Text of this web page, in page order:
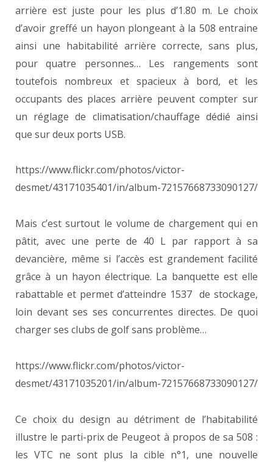
arrière est juste pour les plus d’1.80 m. Le choix
d’avoir greffé un hayon plongeant à la 508 entraine
ainsi une habitabilité arrière correcte, sans plus,
pour quatre personnes… Les rangements sont
toutefois nombreux et spacieux à bord, et les
occupants des places arrière peuvent compter sur
un réglage de climatisation/chauffage dédié ainsi
que sur deux ports USB.
https://www.flickr.com/photos/victor-
desmet/43171035401/in/album-72157668733090127/
Mais c’est surtout le volume de chargement qui en
pâtit, avec une perte de 40 L par rapport à sa
devancière, même si l’accès est grandement facilité
grâce à un hayon électrique. La banquette est elle
rabattable et permet d’atteindre 1537 de stockage,
loin devant ses ses concurrentes directes. De quoi
charger ses clubs de golf sans problème…
https://www.flickr.com/photos/victor-
desmet/43171035201/in/album-72157668733090127/
Ce choix du design au détriment de l’habitabilité
illustre le parti-prix de Peugeot à propos de sa 508 :
les VTC ne sont plus la cible n°1, une nouvelle